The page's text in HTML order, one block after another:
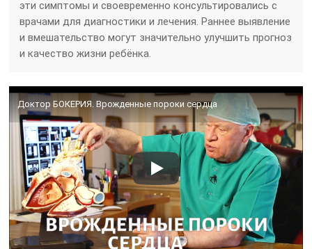
эти симптомы и своевременно консультировались с
врачами для диагностики и лечения. Раннее выявление
и вмешательство могут значительно улучшить прогноз
и качество жизни ребёнка.
Доктор БОКЕРИЯ. Врожденные пороки сердца